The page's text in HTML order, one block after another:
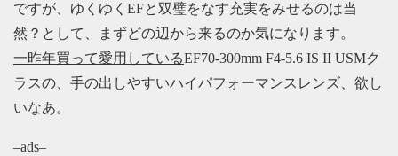
ですが、ゆくゆくEFと双璧をなす充実をみせるのは当
然？として、まずどの辺から来るのか気になります。
一昨年買って愛用しているEF70-300mm F4-5.6 IS II USMク
ラスの、手の出しやすいハイパフォーマンスレンズ、欲し
いなあ。
–ads–